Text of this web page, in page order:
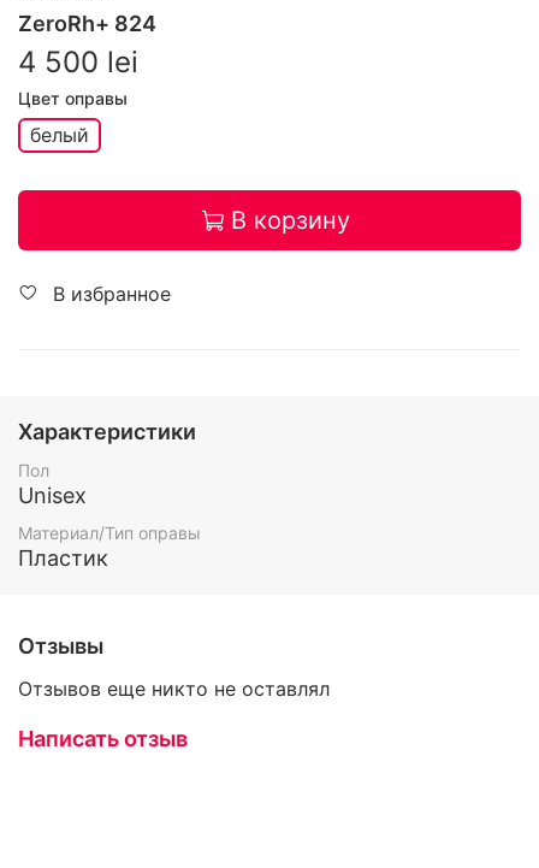
ZeroRh+ 824
4 500 lei
Цвет оправы
белый
В корзину
В избранное
Характеристики
Пол
Unisex
Материал/Тип оправы
Пластик
Отзывы
Отзывов еще никто не оставлял
Написать отзыв